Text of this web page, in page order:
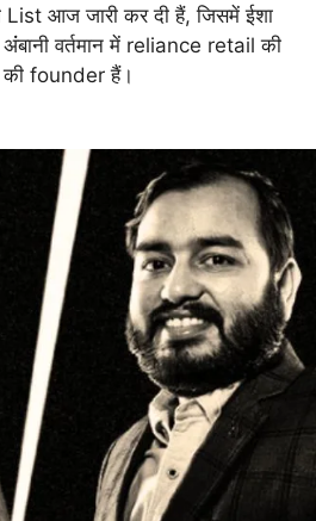
List आज जारी कर दी हैं, जिसमें ईशा
वर्तमान में reliance retail की
founder हैं।